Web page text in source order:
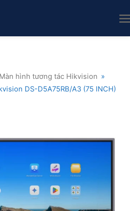
Màn hình tương tác Hikvision »
DS-D5A75RB/A3 (75 INCH)